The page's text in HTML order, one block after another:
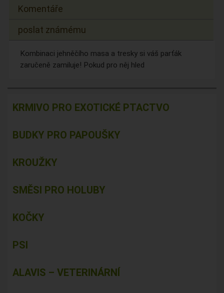
Komentáře
poslat známému
Kombinaci jehněčího masa a tresky si váš parťák
zaručeně zamiluje! Pokud pro něj hled
KRMIVO PRO EXOTICKÉ PTACTVO
BUDKY PRO PAPOUŠKY
KROUŽKY
SMĚSI PRO HOLUBY
KOČKY
PSI
ALAVIS – VETERINÁRNÍ